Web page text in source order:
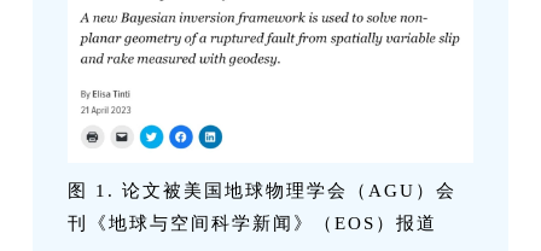
图 1. 论文被美国地球物理学会（AGU）会
刊《地球与空间科学新闻》（EOS）报道